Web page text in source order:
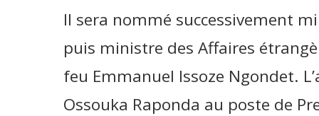
Il sera nommé successivement
puis ministre des Affaires
feu Emmanuel Issoze Ngondet.
Ossouka Raponda au poste de